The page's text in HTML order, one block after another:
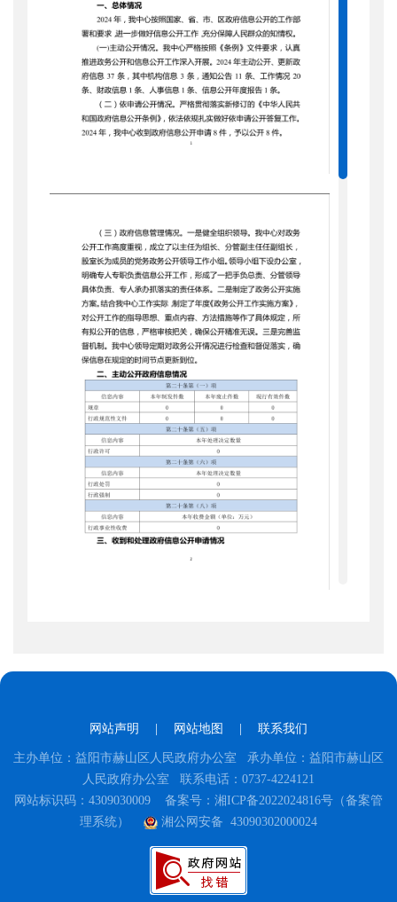
网站声明 网站地图 联系我们
主办单位：益阳市赫山区人民政府办公室 承办单位：益阳市赫山区
人民政府办公室 联系电话：0737-4224121
网站标识码：4309030009 备案号：湘ICP备2022024816号（备案管
理系统）
湘公网安备 43090302000024